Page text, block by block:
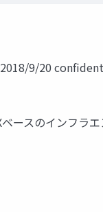
2018/9/20
ースのインフラエ